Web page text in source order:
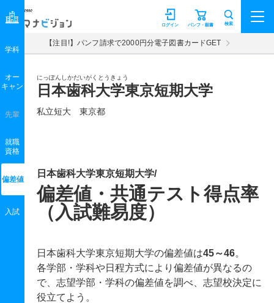
マナビジョン パンフ・願書
ログイン 検索
【注目!】パンフ請求で2000円分電子図書カードGET
にっぽんしかだいがくとうきょう
日本歯科大学東京短期大学
私立短大 東京都
学科
オー
キャン
先輩
就職
資格
偏差値
入試
日本歯科大学東京短期大学/
偏差値・共通テスト得点率
（入試難易度）
日本歯科大学東京短期大学の偏差値は45～46。
各学部・学科や日程方式により偏差値が異なるの
で、志望学部・学科の偏差値を調べ、志望校決定に
役立てよう。